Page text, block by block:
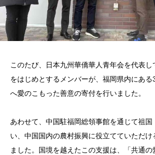
このたび、日本九州華僑華人青年会を代表
をはじめとするメンバーが、福岡県内にある
へ愛のこもった善意の寄付を行いました。
あわせて、中国駐福岡総領事館を通じて祖
い、中国国内の農村振興に役立てていただけ
ました。国境を越えたこの支援は、「共通